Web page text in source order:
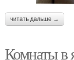
читать дальше →
Комнаты в